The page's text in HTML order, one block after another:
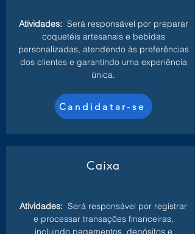
Atividades: Será responsável por preparar
coquetéis artesanais e bebidas
personalizadas, atendendo às preferências
dos clientes e garantindo uma experiência
única.
Candidatar-se
Caixa
Atividades: Será responsável por registrar
e processar transações financeiras,
incluindo pagamentos, depósitos e